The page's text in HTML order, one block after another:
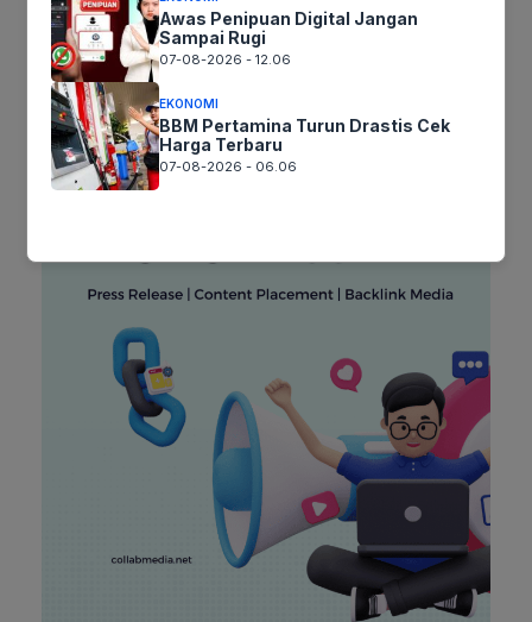
Awas Penipuan Digital Jangan
Sampai Rugi
07-08-2026 - 12.06
EKONOMI
BBM Pertamina Turun Drastis Cek
Harga Terbaru
07-08-2026 - 06.06